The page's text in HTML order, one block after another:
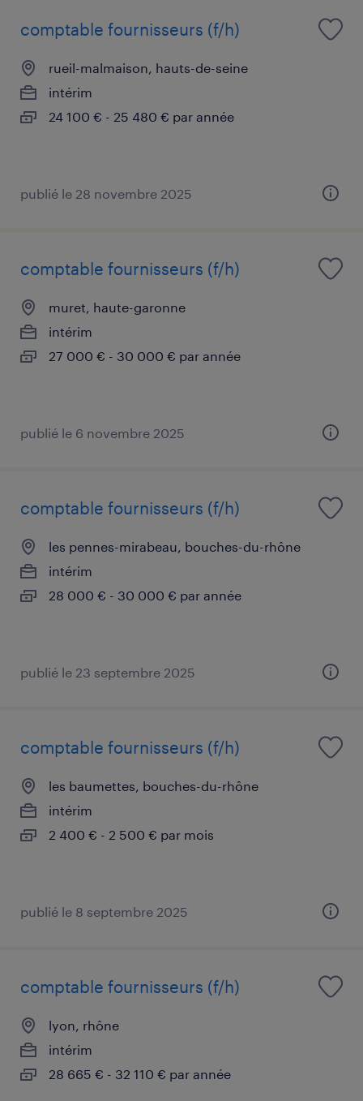
comptable fournisseurs (f/h)
rueil-malmaison, hauts-de-seine
intérim
24 100 € - 25 480 € par année
publié le 28 novembre 2025
comptable fournisseurs (f/h)
muret, haute-garonne
intérim
27 000 € - 30 000 € par année
publié le 6 novembre 2025
comptable fournisseurs (f/h)
les pennes-mirabeau, bouches-du-rhône
intérim
28 000 € - 30 000 € par année
publié le 23 septembre 2025
comptable fournisseurs (f/h)
les baumettes, bouches-du-rhône
intérim
2 400 € - 2 500 € par mois
publié le 8 septembre 2025
comptable fournisseurs (f/h)
lyon, rhône
intérim
28 665 € - 32 110 € par année